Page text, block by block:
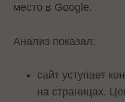
место в Google.
Анализ показал:
сайт уступает
на страницах.